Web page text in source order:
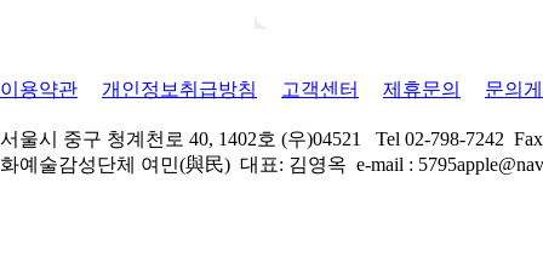
이용약관 개인정보취급방침 고객센터 제휴문의 문의
서울시 중구 청계천로 40, 1402호 (우)04521 Tel 02-798-7242
화예술감성단체 여민(與民) 대표: 김영옥 e-mail :